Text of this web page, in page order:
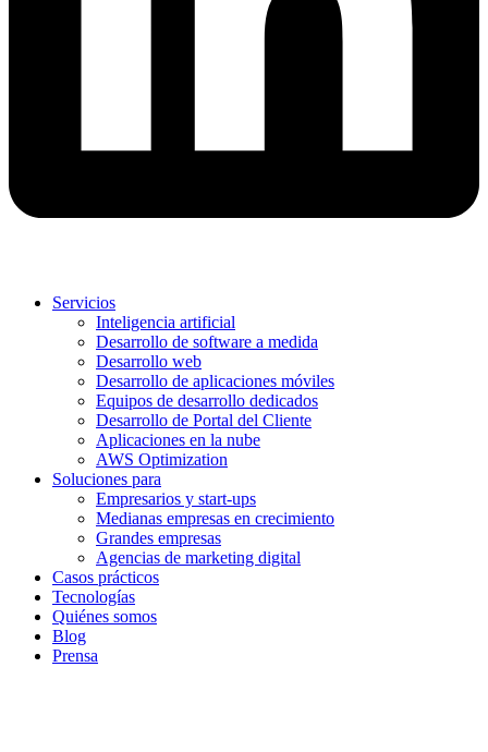
Servicios
Inteligencia artificial
Desarrollo de software a medida
Desarrollo web
Desarrollo de aplicaciones móviles
Equipos de desarrollo dedicados
Desarrollo de Portal del Cliente
Aplicaciones en la nube
AWS Optimization
Soluciones para
Empresarios y start-ups
Medianas empresas en crecimiento
Grandes empresas
Agencias de marketing digital
Casos prácticos
Tecnologías
Quiénes somos
Blog
Prensa